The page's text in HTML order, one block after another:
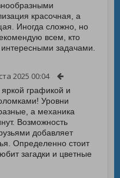
красочная, а
Иногда сложно, но
всем, кто
задачами.
2025 00:04
графикой и
Уровни
а механика
Возможность
добавляет
Определенно стоит
загадки и цветные